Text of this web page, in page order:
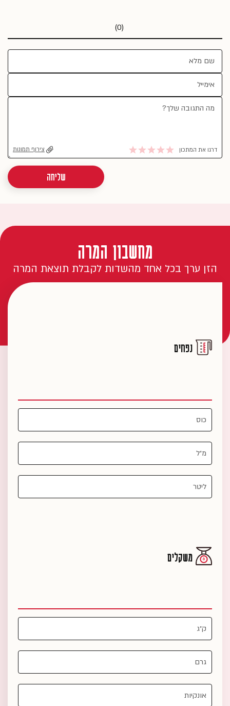
(0)
דרגו את המתכון צירוף תמונות
שליחה
מחשבון המרה
הזן ערך בכל אחד מהשדות לקבלת תוצאת המרה
נפחים
משקלים